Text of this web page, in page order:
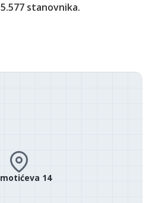
stanovnika.
14